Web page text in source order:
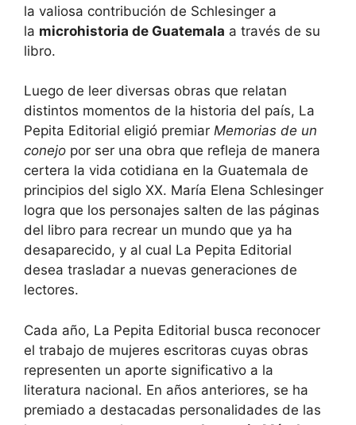
la valiosa contribución de Schlesinger a
la microhistoria de Guatemala a través de su
libro.
Luego de leer diversas obras que relatan
distintos momentos de la historia del país, La
Pepita Editorial eligió premiar Memorias de un
conejo por ser una obra que refleja de manera
certera la vida cotidiana en la Guatemala de
principios del siglo XX. María Elena Schlesinger
logra que los personajes salten de las páginas
del libro para recrear un mundo que ya ha
desaparecido, y al cual La Pepita Editorial
desea trasladar a nuevas generaciones de
lectores.
Cada año, La Pepita Editorial busca reconocer
el trabajo de mujeres escritoras cuyas obras
representen un aporte significativo a la
literatura nacional. En años anteriores, se ha
premiado a destacadas personalidades de las